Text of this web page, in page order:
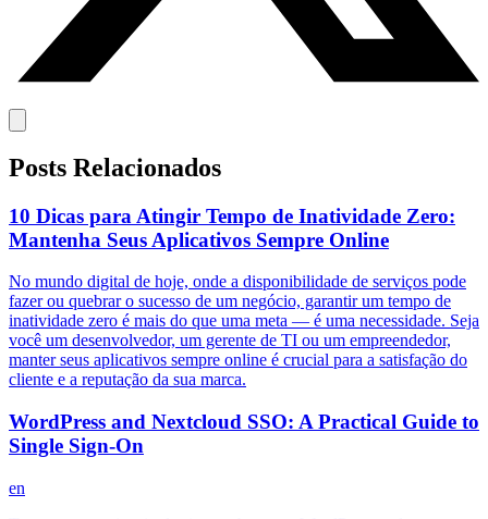
Posts Relacionados
10 Dicas para Atingir Tempo de Inatividade Zero:
Mantenha Seus Aplicativos Sempre Online
No mundo digital de hoje, onde a disponibilidade de serviços pode
fazer ou quebrar o sucesso de um negócio, garantir um tempo de
inatividade zero é mais do que uma meta — é uma necessidade. Seja
você um desenvolvedor, um gerente de TI ou um empreendedor,
manter seus aplicativos sempre online é crucial para a satisfação do
cliente e a reputação da sua marca.
WordPress and Nextcloud SSO: A Practical Guide to
Single Sign-On
en